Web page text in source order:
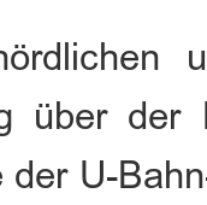
über der
der U-